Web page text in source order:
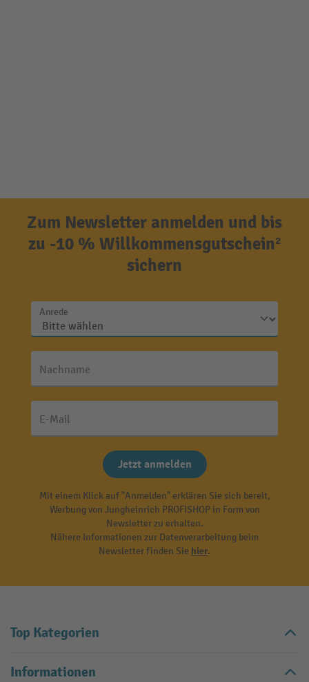
Zum Newsletter anmelden und bis
zu -10 % Willkommensgutschein²
sichern
Anrede
Nachname
E-Mail
Jetzt anmelden
Mit einem Klick auf "Anmelden" erklären Sie sich bereit,
Werbung von Jungheinrich PROFISHOP in Form von
Newsletter zu erhalten.
Nähere Informationen zur Datenverarbeitung beim
Newsletter finden Sie hier.
Top Kategorien
Informationen